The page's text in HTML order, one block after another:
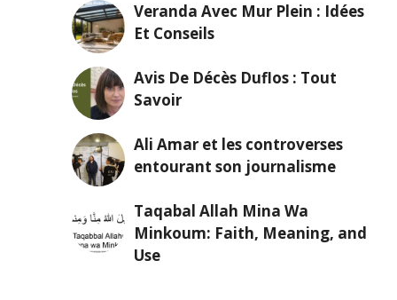
Veranda Avec Mur Plein : Idées
Et Conseils
Avis De Décès Duflos : Tout
Savoir
Ali Amar et les controverses
entourant son journalisme
Taqabal Allah Mina Wa
Minkoum: Faith, Meaning, and
Use